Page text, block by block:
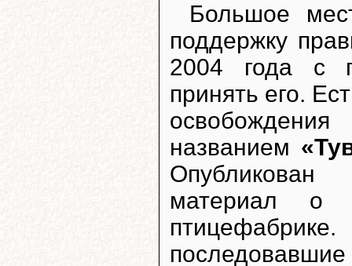
Большое
поддержку
2004 года с
принять его.
названием
Опубликован
материал о